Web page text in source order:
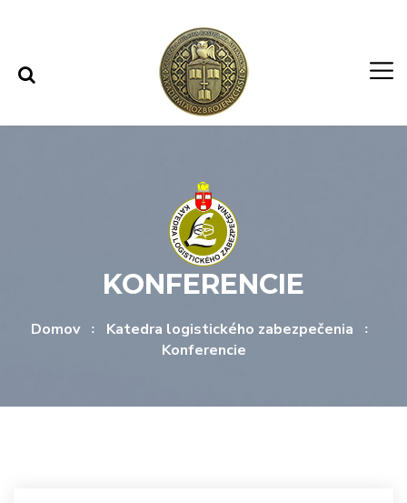
KONFERENCIE
Domov
Katedra logistického zabezpečenia
Konferencie